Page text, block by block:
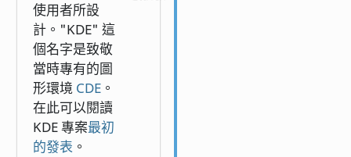
使用者所設
計。"KDE" 這
個名字是致敬
當時專有的圖
形環境 CDE 。
在此可以閱讀
KDE 專案最初
的發表 。